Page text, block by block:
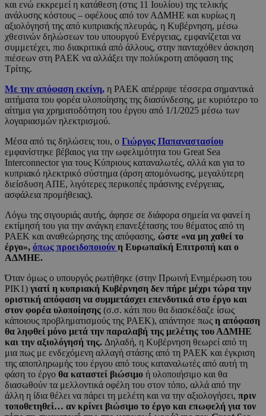
και ενώ εκκρεμεί η κατάθεση (στις 11 Ιουλίου) της τελικής
ανάλυσης κόστους – οφέλους από τον ΑΔΜΗΕ και κυρίως η
αξιολόγησή της από κυπριακής πλευράς, η Κυβέρνηση, μέσω
χθεσινών δηλώσεων του υπουργού Ενέργειας, εμφανίζεται να
συμμετέχει, πιο διακριτικά από άλλους, στην πανταχόθεν άσκηση
πιέσεων στη ΡΑΕΚ να αλλάξει την πολύκροτη απόφαση της
Τρίτης.
Με την απόφαση εκείνη, η ΡΑΕΚ απέρριψε τέσσερα σημαντικά
αιτήματα του φορέα υλοποίησης της διασύνδεσης, με κυριότερο το
αίτημα για χρηματοδότηση του έργου από 1/1/2025 μέσω των
λογαριασμών ηλεκτρισμού.
Μέσα από τις δηλώσεις του, ο Γιώργος Παπαναστασίου
εμφανίστηκε βέβαιος για την ωφελιμότητα του Great Sea
Interconnector για τους Κύπριους καταναλωτές, αλλά και για το
κυπριακό ηλεκτρικό σύστημα (άρση απομόνωσης, μεγαλύτερη
διείσδυση ΑΠΕ, λιγότερες περικοπές πράσινης ενέργειας,
ασφάλεια προμήθειας).
Λόγω της σιγουριάς αυτής, άφησε σε διάφορα σημεία να φανεί η
εκτίμησή του για την ανάγκη επανεξέτασης του θέματος από τη
ΡΑΕΚ και αναθεώρησης της απόφασης, ώστε «να μη χαθεί το
έργο», όπως προειδοποιούν η Ευρωπαϊκή Επιτροπή και ο
ΑΔΜΗΕ.
Όταν όμως ο υπουργός ρωτήθηκε (στην Πρωινή Ενημέρωση του
ΡΙΚ1) γιατί η κυπριακή Κυβέρνηση δεν πήρε μέχρι τώρα την
οριστική απόφαση να συμμετάσχει επενδυτικά στο έργο και
στον φορέα υλοποίησης (σ.σ. κάτι που θα διασκέδαζε ίσως
κάποιους προβληματισμούς της ΡΑΕΚ), απάντησε πως η απόφαση
θα ληφθεί μόνο μετά την παραλαβή της μελέτης του ΑΔΜΗΕ
και την αξιολόγησή της. Δηλαδή, η Κυβέρνηση θεωρεί από τη
μια πως με ενδεχόμενη αλλαγή στάσης από τη ΡΑΕΚ και έγκριση
της αποπληρωμής του έργου από τους καταναλωτές από αυτή τη
φάση το έργο θα καταστεί βιώσιμο ή υλοποιήσιμο και θα
διασωθούν τα μελλοντικά οφέλη του στον τόπο, αλλά από την
άλλη η ίδια θέλει να πάρει τη μελέτη και να την αξιολογήσει, πριν
τοποθετηθεί… αν κρίνει βιώσιμο το έργο και επωφελή για τον